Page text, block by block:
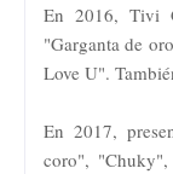
En 2016, Tivi
"Garganta de
Love U".
En 2017,
coro",